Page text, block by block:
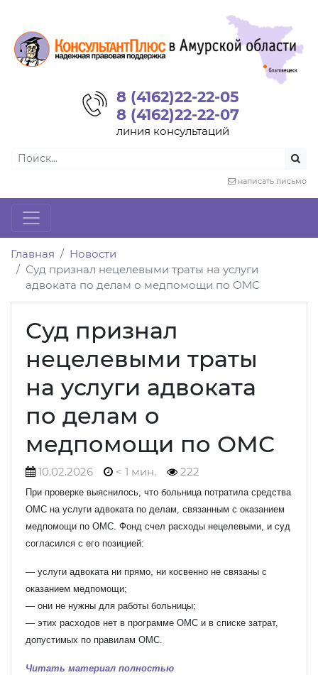
8 (4162)22-22-05
8 (4162)22-22-07
линия консультаций
написать письмо
Главная
Новости
Суд признал нецелевыми траты на услуги
адвоката по делам о медпомощи по ОМС
Суд признал
нецелевыми траты
на услуги адвоката
по делам о
медпомощи по ОМС
10.02.2026 < 1 мин. 222
При проверке выяснилось, что больница потратила средства
ОМС на услуги адвоката по делам, связанным с оказанием
медпомощи по ОМС. Фонд счел расходы нецелевыми, и суд
согласился с его позицией:
— услуги адвоката ни прямо, ни косвенно не связаны с
оказанием медпомощи;
— они не нужны для работы больницы;
— этих расходов нет в программе ОМС и в списке затрат,
допустимых по правилам ОМС.
Читать материал полностью